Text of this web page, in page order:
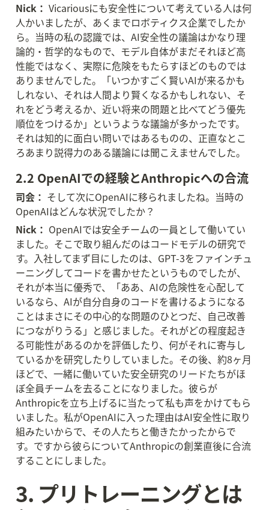
Nick： Vicariousにも安全性について考えている人は何
人かいましたが、あくまでロボティクス企業でしたか
ら。当時の私の認識では、AI安全性の議論はかなり理
論的・哲学的なもので、モデル自体がまだそれほど高
性能ではなく、実際に危険をもたらすほどのものでは
ありませんでした。「いつかすごく賢いAIが来るかも
しれない、それは人間より賢くなるかもしれない、そ
れをどう考えるか、近い将来の問題と比べてどう優先
順位をつけるか」というような議論が多かったです。
それは知的に面白い問いではあるものの、正直なとこ
ろあまり説得力のある議論には聞こえませんでした。
2.2 OpenAIでの経験とAnthropicへの合流
司会： そして次にOpenAIに移られましたね。当時の
OpenAIはどんな状況でしたか？
Nick： OpenAIでは安全チームの一員として働いてい
ました。そこで取り組んだのはコードモデルの研究で
す。入社してまず目にしたのは、GPT-3をファインチュ
ーニングしてコードを書かせたというものでしたが、
それが本当に優秀で、「ああ、AIの危険性を心配して
いるなら、AIが自分自身のコードを書けるようになる
ことはまさにその中心的な問題のひとつだ、自己改善
につながりうる」と感じました。それがどの程度起き
る可能性があるのかを評価したり、何がそれに寄与し
ているかを研究したりしていました。その後、約8ヶ月
ほどで、一緒に働いていた安全研究のリードたちがほ
ぼ全員チームを去ることになりました。彼らが
Anthropicを立ち上げるに当たって私も声をかけてもら
いました。私がOpenAIに入った理由はAI安全性に取り
組みたいからで、その人たちと働きたかったからで
す。ですから彼らについてAnthropicの創業直後に合流
することにしました。
3. プリトレーニングとは